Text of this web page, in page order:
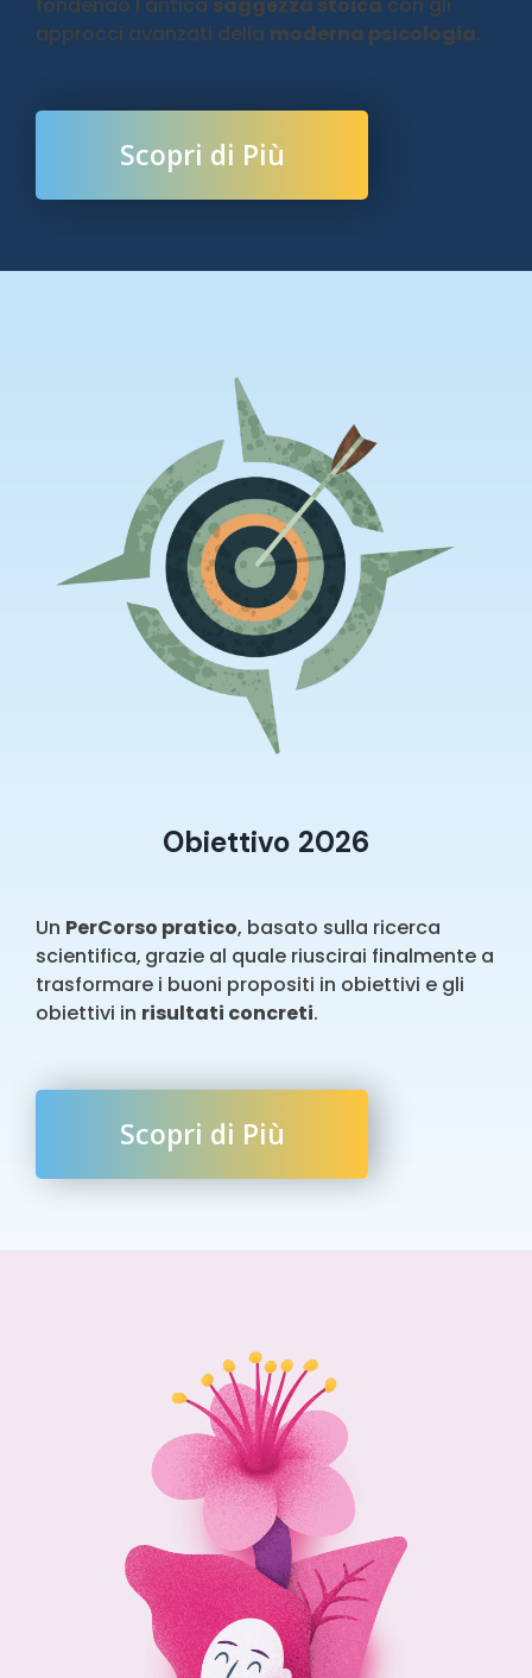
approcci avanzati della moderna psicologia.
Scopri di Più
Obiettivo 2026
Un PerCorso pratico, basato sulla ricerca
scientifica, grazie al quale riuscirai finalmente a
trasformare i buoni propositi in obiettivi e gli
obiettivi in risultati concreti.
Scopri di Più